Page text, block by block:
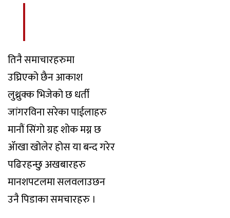
तिनै समाचारहरुमा
उघ्रिएको छैन आकाश
लुथ्रुक्क भिजेको छ धर्ती
जांगरविना सरेका पाईलाहरु
मानौं सिंगो ग्रह शोक मग्न छ
ॲाखा खोलेर होस या बन्द गरेर
पढिरहन्छु अखबारहरु
मानशपटलमा सलवलाउछन
उनै पिडाका समचारहरु ।